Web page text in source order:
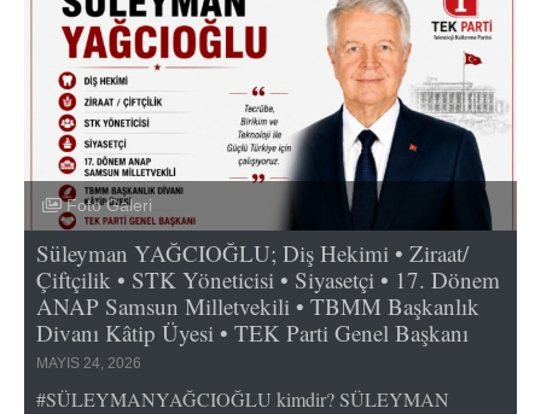
Foto Galeri
Süleyman YAĞCIOĞLU; Diş Hekimi • Ziraat/
Çiftçilik • STK Yöneticisi • Siyasetçi • 17. Dönem
ANAP Samsun Milletvekili • TBMM Başkanlık
Divanı Kâtip Üyesi • TEK Parti Genel Başkanı
MAYIS 24, 2026
#SÜLEYMANYAĞCIOĞLU kimdir? SÜLEYMAN